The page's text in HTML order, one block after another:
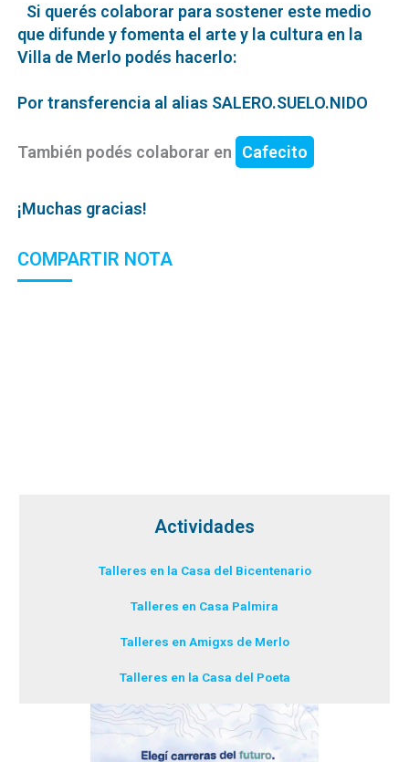
Si querés colaborar para sostener este medio
que difunde y fomenta el arte y la cultura en la
Villa de Merlo podés hacerlo:
Por transferencia al alias SALERO.SUELO.NIDO
También podés colaborar en Cafecito
¡Muchas gracias!
COMPARTIR NOTA
Actividades
Talleres en la Casa del Bicentenario
Talleres en Casa Palmira
Talleres en Amigxs de Merlo
Talleres en la Casa del Poeta